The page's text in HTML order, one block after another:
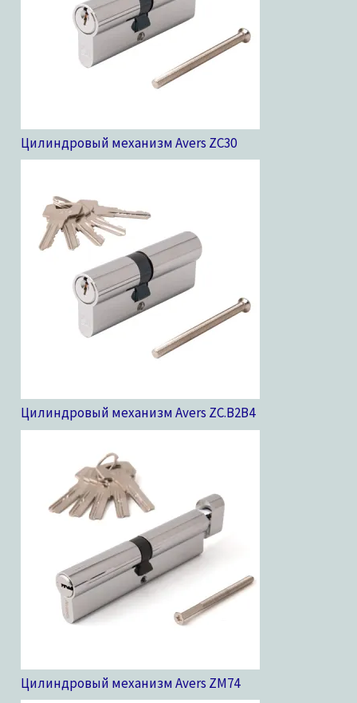
Цилиндровый механизм Avers ZC30
Цилиндровый механизм Avers ZC.B2B4
Цилиндровый механизм Avers ZM74